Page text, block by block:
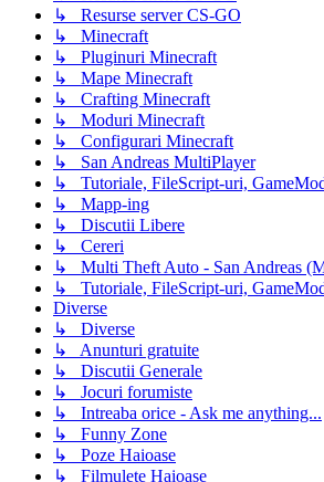
↳ Resurse server CS-GO
↳ Minecraft
↳ Pluginuri Minecraft
↳ Mape Minecraft
↳ Crafting Minecraft
↳ Moduri Minecraft
↳ Configurari Minecraft
↳ San Andreas MultiPlayer
↳ Tutoriale, FileScript-uri,
↳ Mapp-ing
↳ Discutii Libere
↳ Cereri
↳ Multi Theft Auto - San Andreas
↳ Tutoriale, FileScript-uri,
Diverse
↳ Diverse
↳ Anunturi gratuite
↳ Discutii Generale
↳ Jocuri forumiste
↳ Intreaba orice - Ask me anything...
↳ Funny Zone
↳ Poze Haioase
↳ Filmulete Haioase